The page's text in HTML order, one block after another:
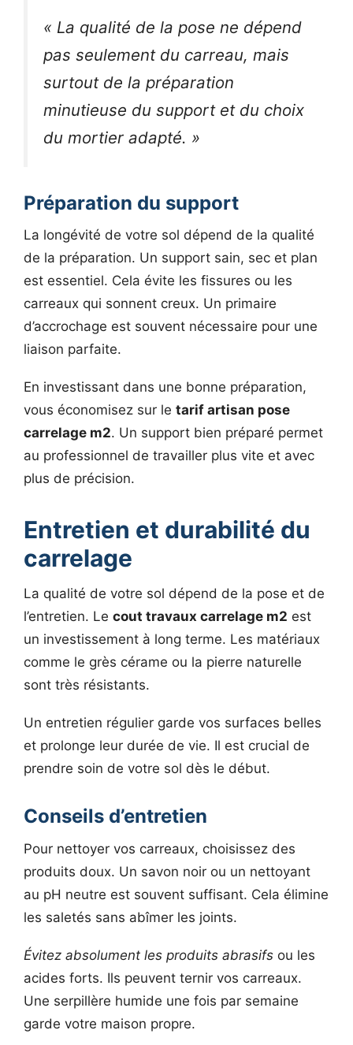
« La qualité de la pose ne dépend
pas seulement du carreau, mais
surtout de la préparation
minutieuse du support et du choix
du mortier adapté. »
Préparation du support
La longévité de votre sol dépend de la qualité
de la préparation. Un support sain, sec et plan
est essentiel. Cela évite les fissures ou les
carreaux qui sonnent creux. Un primaire
d’accrochage est souvent nécessaire pour une
liaison parfaite.
En investissant dans une bonne préparation,
vous économisez sur le tarif artisan pose
carrelage m2. Un support bien préparé permet
au professionnel de travailler plus vite et avec
plus de précision.
Entretien et durabilité du
carrelage
La qualité de votre sol dépend de la pose et de
l’entretien. Le cout travaux carrelage m2 est
un investissement à long terme. Les matériaux
comme le grès cérame ou la pierre naturelle
sont très résistants.
Un entretien régulier garde vos surfaces belles
et prolonge leur durée de vie. Il est crucial de
prendre soin de votre sol dès le début.
Conseils d’entretien
Pour nettoyer vos carreaux, choisissez des
produits doux. Un savon noir ou un nettoyant
au pH neutre est souvent suffisant. Cela élimine
les saletés sans abîmer les joints.
Évitez absolument les produits abrasifs ou les
acides forts. Ils peuvent ternir vos carreaux.
Une serpillère humide une fois par semaine
garde votre maison propre.